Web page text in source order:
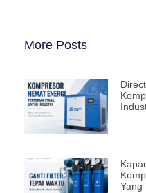
More Posts
Yang